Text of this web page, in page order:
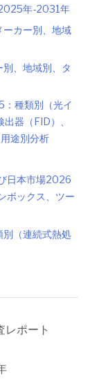
年-2031年
カー別、地域
、地域別、タ
種類別（光イ
器（FID）、
途別分析
日本市場2026
ボックス、ツー
（連続式熱処
レポート